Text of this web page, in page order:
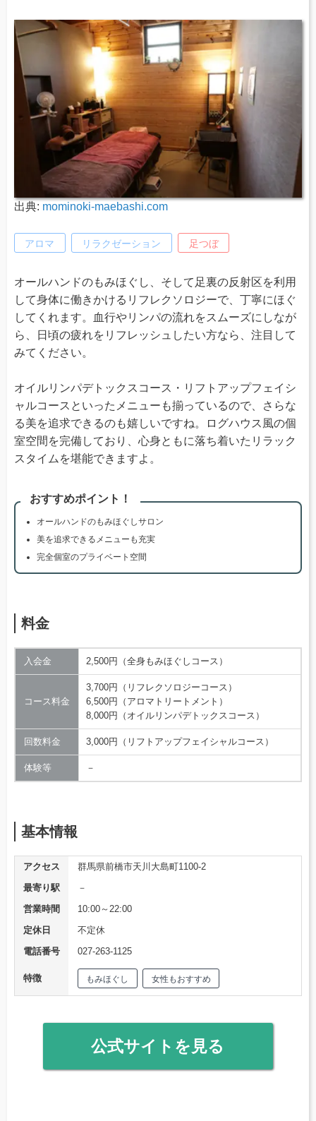
出典: mominoki-maebashi.com
アロマ リラクゼーション 足つぼ
オールハンドのもみほぐし、そして足裏の反射区を利用
して身体に働きかけるリフレクソロジーで、丁寧にほぐ
してくれます。血行やリンパの流れをスムーズにしなが
ら、日頃の疲れをリフレッシュしたい方なら、注目して
みてください。
オイルリンパデトックスコース・リフトアップフェイシ
ャルコースといったメニューも揃っているので、さらな
る美を追求できるのも嬉しいですね。ログハウス風の個
室空間を完備しており、心身ともに落ち着いたリラック
スタイムを堪能できますよ。
おすすめポイント！
オールハンドのもみほぐしサロン
美を追求できるメニューも充実
完全個室のプライベート空間
料金
入会金 2,500円（全身もみほぐしコース）
コース料金
3,700円（リフレクソロジーコース）
6,500円（アロマトリートメント）
8,000円（オイルリンパデトックスコース）
回数料金 3,000円（リフトアップフェイシャルコース）
体験等 －
基本情報
アクセス
群馬県前橋市天川大島町1100-2
最寄り駅
－
営業時間
10:00～22:00
定休日
不定休
電話番号
027-263-1125
特徴 もみほぐし 女性もおすすめ
公式サイトを見る